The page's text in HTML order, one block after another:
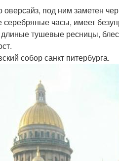
под ним заметен
серебряные часы, имеет
длиные тушевые ресницы,
собор санкт питербурга.